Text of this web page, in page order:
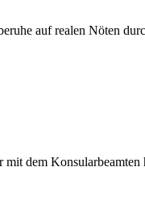
auf realen Nöten
dem